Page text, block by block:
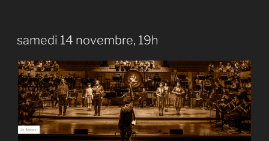
samedi 14 novembre, 19h